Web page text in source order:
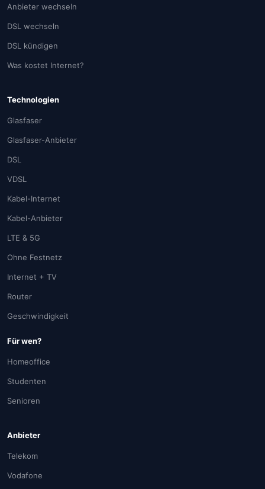
Anbieter wechseln
DSL wechseln
DSL kündigen
Was kostet Internet?
Technologien
Glasfaser
Glasfaser-Anbieter
DSL
VDSL
Kabel-Internet
Kabel-Anbieter
LTE & 5G
Ohne Festnetz
Internet + TV
Router
Geschwindigkeit
Für wen?
Homeoffice
Studenten
Senioren
Anbieter
Telekom
Vodafone